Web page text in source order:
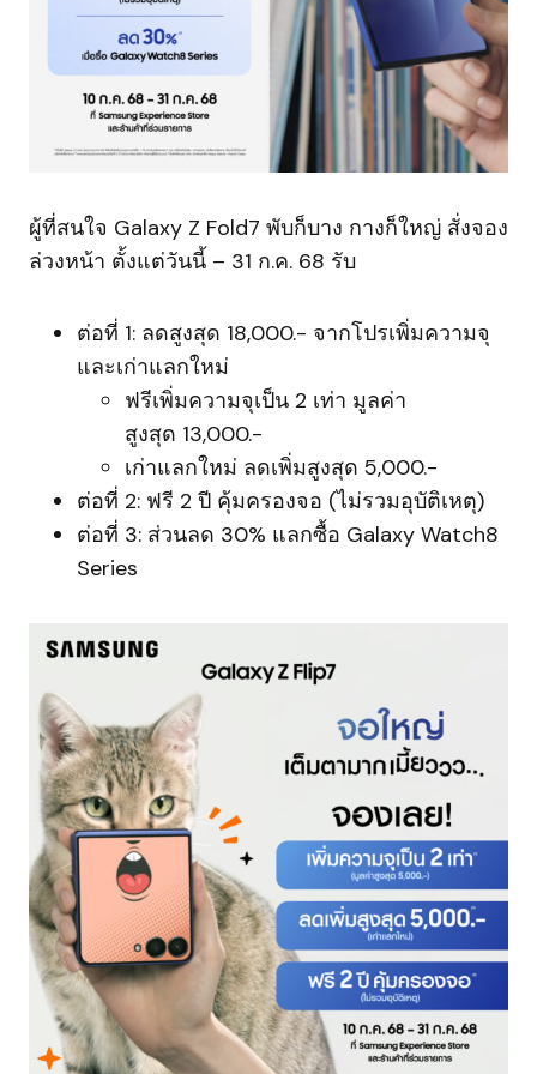
ผู้ที่สนใจ Galaxy Z Fold7 พับก็บาง กางก็ใหญ่ สั่งจอง
ล่วงหน้า ตั้งแต่วันนี้ – 31 ก.ค. 68 รับ
ต่อที่ 1: ลดสูงสุด 18,000.- จากโปรเพิ่มความจุ
และเก่าแลกใหม่
ฟรีเพิ่มความจุเป็น 2 เท่า มูลค่า
สูงสุด 13,000.-
เก่าแลกใหม่ ลดเพิ่มสูงสุด 5,000.-
ต่อที่ 2: ฟรี 2 ปี คุ้มครองจอ (ไม่รวมอุบัติเหตุ)
ต่อที่ 3: ส่วนลด 30% แลกซื้อ Galaxy Watch8
Series